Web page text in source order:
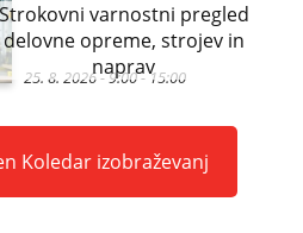
varnostni pregled
delovne opreme, strojev in
naprav
25. 8. 2026 - 9:00-15:00
Koledar izobraževanj